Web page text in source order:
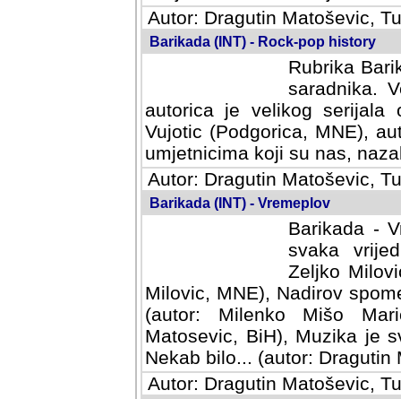
Autor: Dragutin Matoševic,
Barikada (INT) - Rock-pop history
Rubrika
saradnika.
autorica je velikog serijala
Vujotic (Podgorica, MNE),
umjetnicima koji su nas,
Autor: Dragutin Matoševic,
Barikada (INT) - Vremeplov
Barikada -
svaka
Milovic,
MNE), Nadirov spomenar
Milenko Mišo Maric, UK),
Muzika je svirala (autor:
(autor: Dragutin Matosevic,
Autor: Dragutin Matoševic,